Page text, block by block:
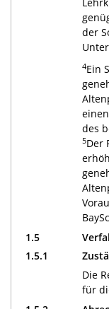
der
4Ein
des
5Der
1.5
1.5.1
Die
für